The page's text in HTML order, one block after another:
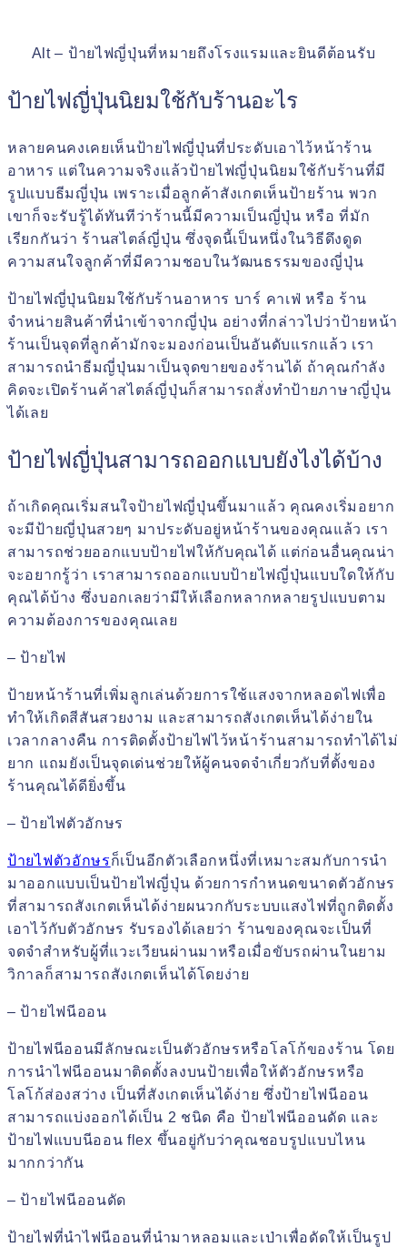
Alt – ป้ายไฟญี่ปุ่นที่หมายถึงโรงแรมและยินดีต้อนรับ
ป้ายไฟญี่ปุ่นนิยมใช้กับร้านอะไร
หลายคนคงเคยเห็นป้ายไฟญี่ปุ่นที่ประดับเอาไว้หน้าร้าน
อาหาร แต่ในความจริงแล้วป้ายไฟญี่ปุ่นนิยมใช้กับร้านที่มี
รูปแบบธีมญี่ปุ่น เพราะเมื่อลูกค้าสังเกตเห็นป้ายร้าน พวก
เขาก็จะรับรู้ได้ทันทีว่าร้านนี้มีความเป็นญี่ปุ่น หรือ ที่มัก
เรียกกันว่า ร้านสไตล์ญี่ปุ่น ซึ่งจุดนี้เป็นหนึ่งในวิธีดึงดูด
ความสนใจลูกค้าที่มีความชอบในวัฒนธรรมของญี่ปุ่น
ป้ายไฟญี่ปุ่นนิยมใช้กับร้านอาหาร บาร์ คาเฟ่ หรือ ร้าน
จำหน่ายสินค้าที่นำเข้าจากญี่ปุ่น อย่างที่กล่าวไปว่าป้ายหน้า
ร้านเป็นจุดที่ลูกค้ามักจะมองก่อนเป็นอันดับแรกแล้ว เรา
สามารถนำธีมญี่ปุ่นมาเป็นจุดขายของร้านได้ ถ้าคุณกำลัง
คิดจะเปิดร้านค้าสไตล์ญี่ปุ่นก็สามารถสั่งทำป้ายภาษาญี่ปุ่น
ได้เลย
ป้ายไฟญี่ปุ่นสามารถออกแบบยังไงได้บ้าง
ถ้าเกิดคุณเริ่มสนใจป้ายไฟญี่ปุ่นขึ้นมาแล้ว คุณคงเริ่มอยาก
จะมีป้ายญี่ปุ่นสวยๆ มาประดับอยู่หน้าร้านของคุณแล้ว เรา
สามารถช่วยออกแบบป้ายไฟให้กับคุณได้ แต่ก่อนอื่นคุณน่า
จะอยากรู้ว่า เราสามารถออกแบบป้ายไฟญี่ปุ่นแบบใดให้กับ
คุณได้บ้าง ซึ่งบอกเลยว่ามีให้เลือกหลากหลายรูปแบบตาม
ความต้องการของคุณเลย
– ป้ายไฟ
ป้ายหน้าร้านที่เพิ่มลูกเล่นด้วยการใช้แสงจากหลอดไฟเพื่อ
ทำให้เกิดสีสันสวยงาม และสามารถสังเกตเห็นได้ง่ายใน
เวลากลางคืน การติดตั้งป้ายไฟไว้หน้าร้านสามารถทำได้ไม่
ยาก แถมยังเป็นจุดเด่นช่วยให้ผู้คนจดจำเกี่ยวกับที่ตั้งของ
ร้านคุณได้ดียิ่งขึ้น
– ป้ายไฟตัวอักษร
ป้ายไฟตัวอักษรก็เป็นอีกตัวเลือกหนึ่งที่เหมาะสมกับการนำ
มาออกแบบเป็นป้ายไฟญี่ปุ่น ด้วยการกำหนดขนาดตัวอักษร
ที่สามารถสังเกตเห็นได้ง่ายผนวกกับระบบแสงไฟที่ถูกติดตั้ง
เอาไว้กับตัวอักษร รับรองได้เลยว่า ร้านของคุณจะเป็นที่
จดจำสำหรับผู้ที่แวะเวียนผ่านมาหรือเมื่อขับรถผ่านในยาม
วิกาลก็สามารถสังเกตเห็นได้โดยง่าย
– ป้ายไฟนีออน
ป้ายไฟนีออนมีลักษณะเป็นตัวอักษรหรือโลโก้ของร้าน โดย
การนำไฟนีออนมาติดตั้งลงบนป้ายเพื่อให้ตัวอักษรหรือ
โลโก้ส่องสว่าง เป็นที่สังเกตเห็นได้ง่าย ซึ่งป้ายไฟนีออน
สามารถแบ่งออกได้เป็น 2 ชนิด คือ ป้ายไฟนีออนดัด และ
ป้ายไฟแบบนีออน flex ขึ้นอยู่กับว่าคุณชอบรูปแบบไหน
มากกว่ากัน
– ป้ายไฟนีออนดัด
ป้ายไฟที่นำไฟนีออนที่นำมาหลอมและเป่าเพื่อดัดให้เป็นรูป